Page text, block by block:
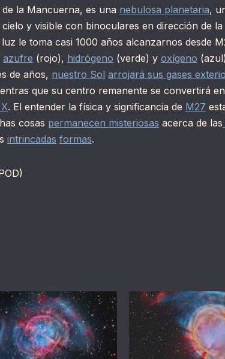
la Mancuerna, es una nebulosa planetaria,
cielo y visible con binoculares en dirección de la
le toma casi 1000 años alcanzarnos desde
azufre (rojo), hidrógeno (verde) y oxígeno
de años, nuestro Sol arrojará sus gases
que su centro remanente se convertirá
. El entender la física y significancia de M27
cosas permanecen misteriosas acerca de las
intrincadas formas.